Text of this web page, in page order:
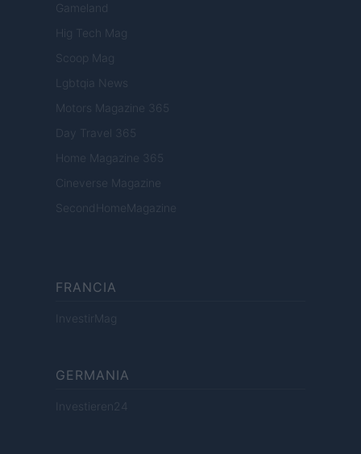
Gameland
Hig Tech Mag
Scoop Mag
Lgbtqia News
Motors Magazine 365
Day Travel 365
Home Magazine 365
Cineverse Magazine
SecondHomeMagazine
FRANCIA
InvestirMag
GERMANIA
Investieren24